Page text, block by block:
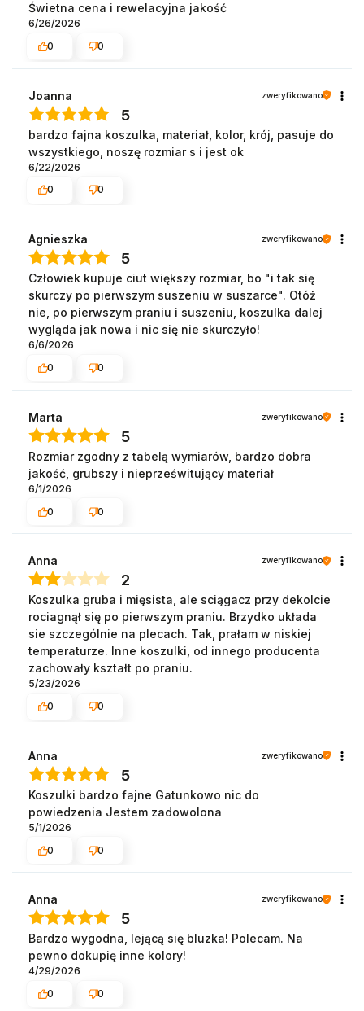
Świetna cena i rewelacyjna jakość
6/26/2026
0
0
Joanna zweryfikowano
5
bardzo fajna koszulka, materiał, kolor, krój, pasuje do
wszystkiego, noszę rozmiar s i jest ok
6/22/2026
0
0
Agnieszka zweryfikowano
5
Człowiek kupuje ciut większy rozmiar, bo "i tak się
skurczy po pierwszym suszeniu w suszarce". Otóż
nie, po pierwszym praniu i suszeniu, koszulka dalej
wygląda jak nowa i nic się nie skurczyło!
6/6/2026
0
0
Marta zweryfikowano
5
Rozmiar zgodny z tabelą wymiarów, bardzo dobra
jakość, grubszy i nieprześwitujący materiał
6/1/2026
0
0
Anna zweryfikowano
2
Koszulka gruba i mięsista, ale sciągacz przy dekolcie
rociagnął się po pierwszym praniu. Brzydko układa
sie szczególnie na plecach. Tak, prałam w niskiej
temperaturze. Inne koszulki, od innego producenta
zachowały kształt po praniu.
5/23/2026
0
0
Anna zweryfikowano
5
Koszulki bardzo fajne Gatunkowo nic do
powiedzenia Jestem zadowolona
5/1/2026
0
0
Anna zweryfikowano
5
Bardzo wygodna, lejącą się bluzka! Polecam. Na
pewno dokupię inne kolory!
4/29/2026
0
0